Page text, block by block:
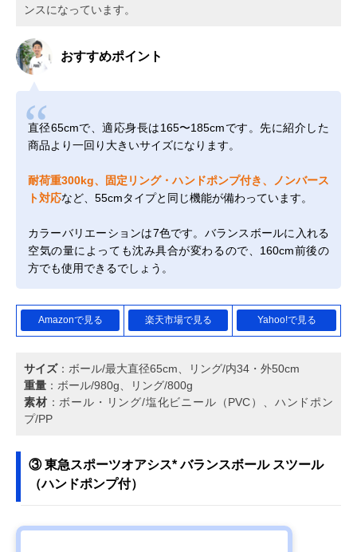
ンスになっています。
おすすめポイント
直径65cmで、適応身長は165〜185cmです。先に紹介した
商品より一回り大きいサイズになります。
耐荷重300kg、固定リング・ハンドポンプ付き、ノンバース
ト対応など、55cmタイプと同じ機能が備わっています。
カラーバリエーションは7色です。バランスボールに入れる
空気の量によっても沈み具合が変わるので、160cm前後の
方でも使用できるでしょう。
Amazonで見る 楽天市場で見る Yahoo!で見る
サイズ：ボール/最大直径65cm、リング/内34・外50cm
重量 ：ボール/980g、リング/800g
素材 ：ボール・リング/塩化ビニール（PVC）、ハンドポン
プ/PP
③ 東急スポーツオアシス* バランスボール スツール
（ハンドポンプ付）